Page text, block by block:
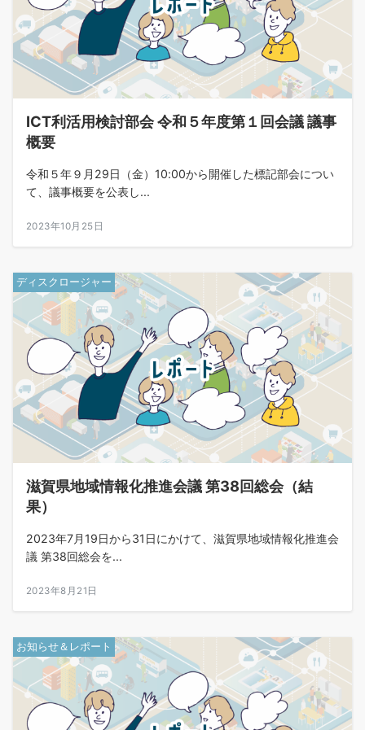
ICT利活用検討部会 令和５年度第１回会議 議事
概要
令和５年９月29日（金）10:00から開催した標記部会につい
て、議事概要を公表し...
2023年10月25日
ディスクロージャー
滋賀県地域情報化推進会議 第38回総会（結
果）
2023年7月19日から31日にかけて、滋賀県地域情報化推進会
議 第38回総会を...
2023年8月21日
お知らせ＆レポート